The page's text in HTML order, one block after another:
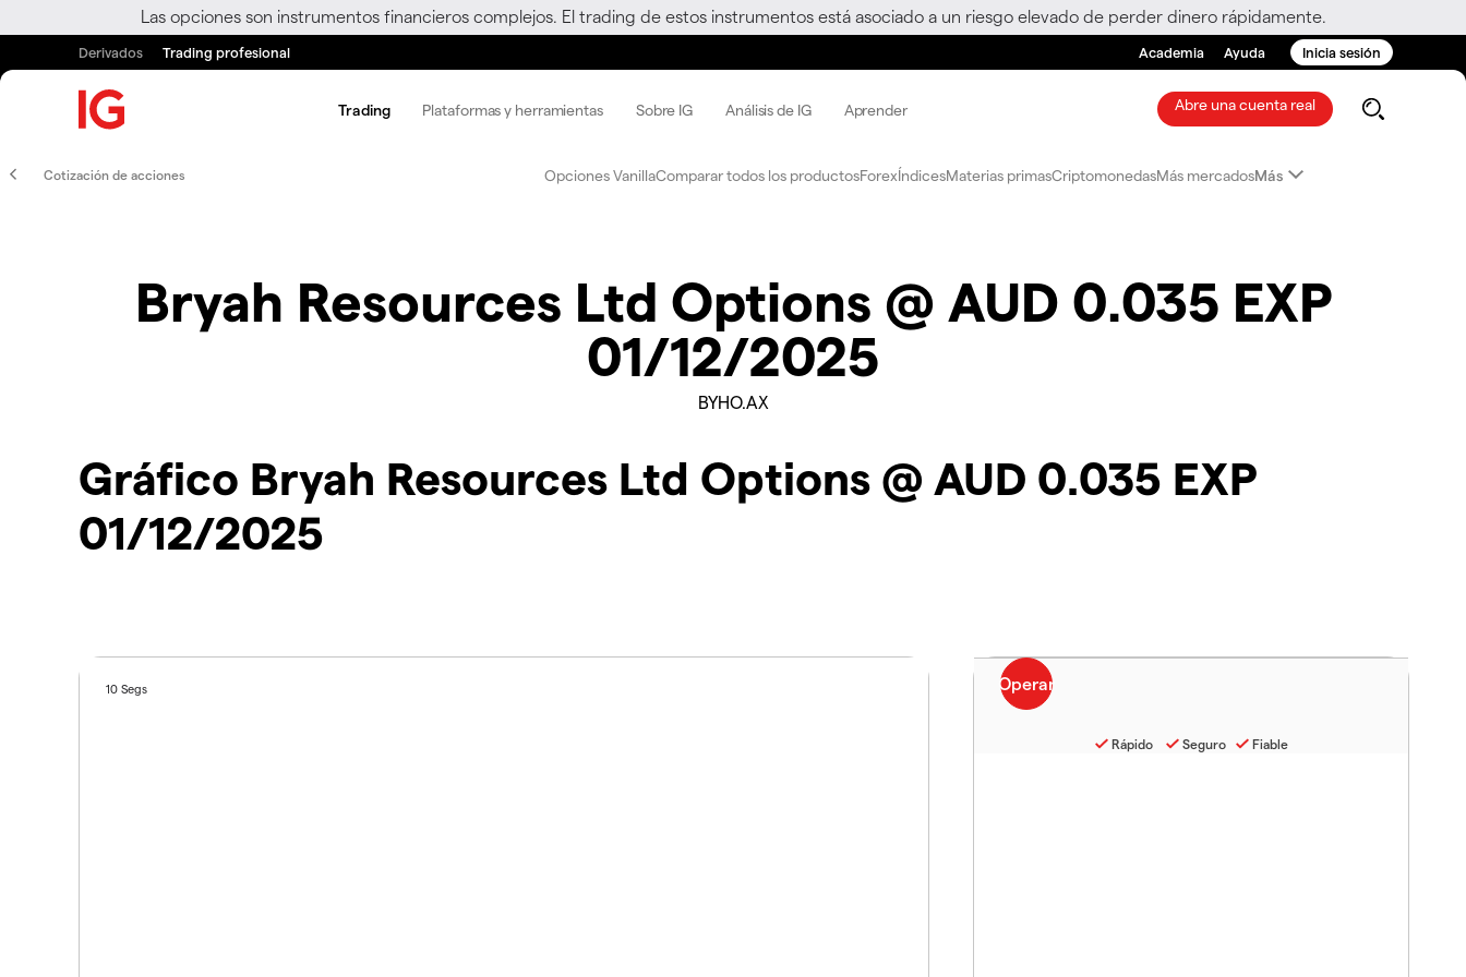
Las opciones son instrumentos financieros complejos. El trading de estos instrumentos está asociado a un riesgo elevado de perder dinero rápidamente.
Derivados Trading profesional Academia Ayuda Inicia sesión
Trading Plataformas y herramientas Sobre IG Análisis de IG Aprender Abre una cuenta real
Cotización de acciones Opciones VanillaComparar todos los productosForexÍndicesMaterias primasCriptomonedasMás mercadosMás
Bryah Resources Ltd Options @ AUD 0.035 EXP
01/12/2025
BYHO.AX
Gráfico Bryah Resources Ltd Options @ AUD 0.035 EXP
01/12/2025
10 Segs
Rápido Seguro Fiable